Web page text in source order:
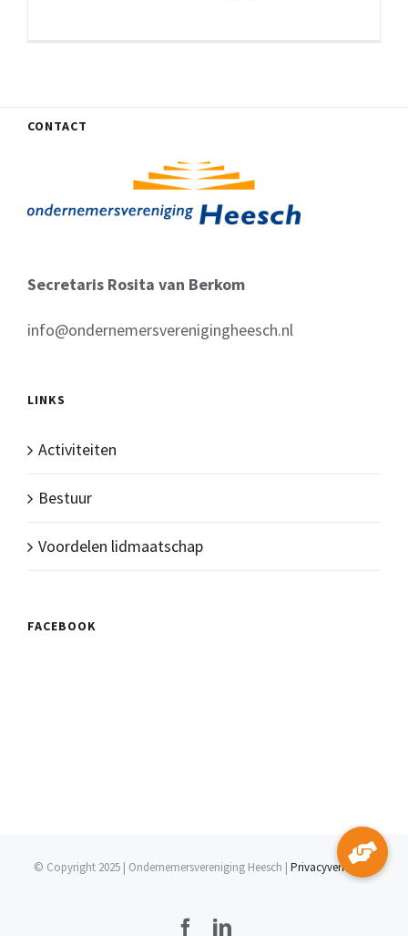
CONTACT
Secretaris Rosita van Berkom
info@ondernemersverenigingheesch.nl
LINKS
Activiteiten
Bestuur
Voordelen lidmaatschap
FACEBOOK
© Copyright 2025 | Ondernemersvereniging Heesch | Privacyverklaring
FacebookLinkedIn